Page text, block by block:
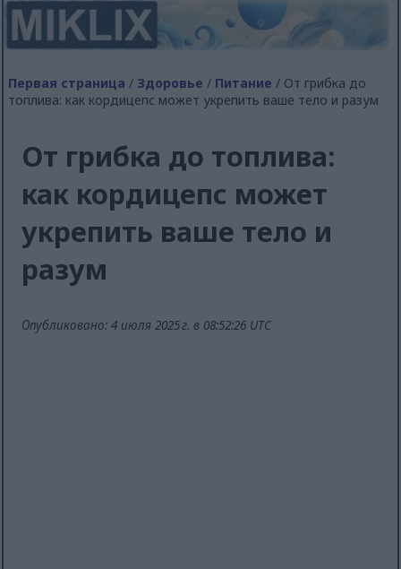
Первая страница / Здоровье / Питание / От грибка до
топлива: как кордицепс может укрепить ваше тело и разум
От грибка до топлива:
как кордицепс может
укрепить ваше тело и
разум
Опубликовано: 4 июля 2025 г. в 08:52:26 UTC